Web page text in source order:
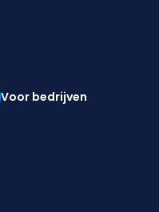
Voor bedrijven